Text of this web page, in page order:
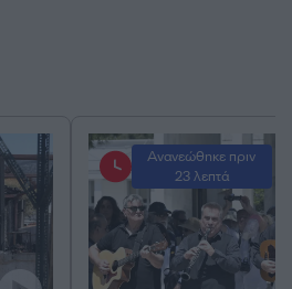
Ανανεώθηκε πριν
23 λεπτά